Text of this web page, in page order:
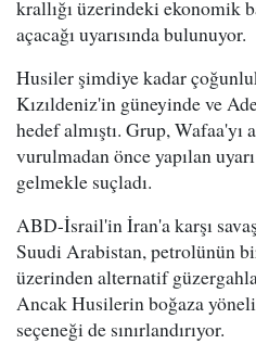
krallığı üzerindeki ekonomik
açacağı uyarısında bulunuyor.
Husiler şimdiye kadar
Kızıldeniz'in güneyinde ve
hedef almıştı. Grup, Wafaa'yı
vurulmadan önce yapılan
gelmekle suçladı.
ABD-İsrail'in İran'a karşı
Suudi Arabistan, petrolünün
üzerinden alternatif
Ancak Husilerin boğaza
seçeneği de sınırlandırıyor.